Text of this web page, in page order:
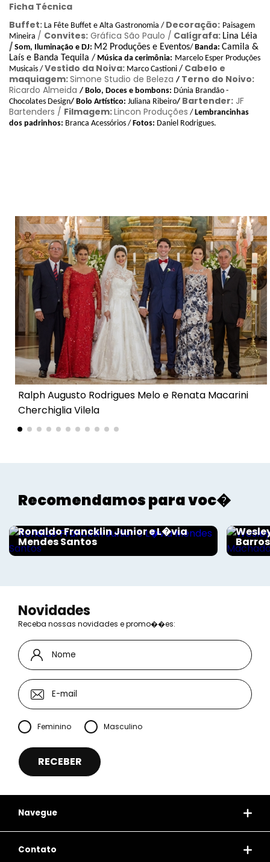
Voltar
Ficha Técnica
Buffet: La Fête Buffet e Alta Gastronomia / Decoração: Paisagem
Mineira / Convites: Gráfica São Paulo / Calígrafa: Lina Léia
/ Som, Iluminação e DJ: M2 Produções e Eventos/ Banda: Camila &
Laís e Banda Tequila / Música da cerimônia: Marcelo Esper Produções
Musicais / Vestido da Noiva: Marco Castioni / Cabelo e
maquiagem:Simone Studio de Beleza / Terno do Noivo:
Ricardo Almeida / Bolo, Doces e bombons: Dúnia Brandão -
Chocolates Design/ Bolo Artístico: Juliana Ribeiro/ Bartender: JF
Bartenders / Filmagem:Lincon Produções / Lembrancinhas
dos padrinhos: Branca Acessórios / Fotos: Daniel Rodrigues.
Ralph Augusto Rodrigues Melo e Renata Macarini
Cherchiglia Vilela
Recomendamos para voc�
Ronaldo Francklin Junior e L�via
Mendes Santos
Novidades
Receba nossas novidades e promo��es:
Feminino Masculino
Navegue
Contato